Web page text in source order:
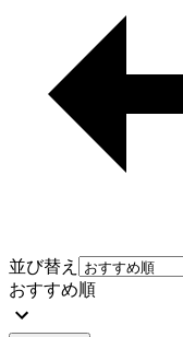
並び替え
おすすめ順